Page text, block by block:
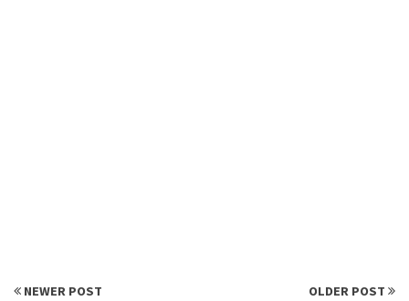
NEWER POST OLDER POST